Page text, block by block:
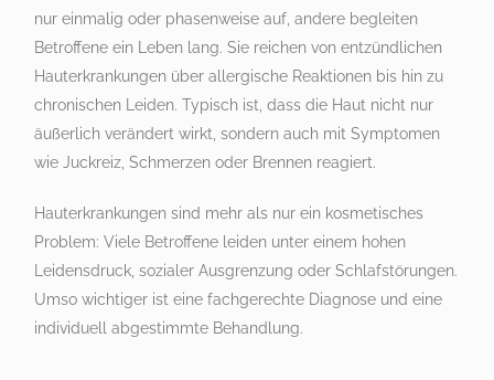
nur einmalig oder phasenweise auf, andere begleiten
Betroffene ein Leben lang. Sie reichen von entzündlichen
Hauterkrankungen über allergische Reaktionen bis hin zu
chronischen Leiden. Typisch ist, dass die Haut nicht nur
äußerlich verändert wirkt, sondern auch mit Symptomen
wie Juckreiz, Schmerzen oder Brennen reagiert.
Hauterkrankungen sind mehr als nur ein kosmetisches
Problem: Viele Betroffene leiden unter einem hohen
Leidensdruck, sozialer Ausgrenzung oder Schlafstörungen.
Umso wichtiger ist eine fachgerechte Diagnose und eine
individuell abgestimmte Behandlung.